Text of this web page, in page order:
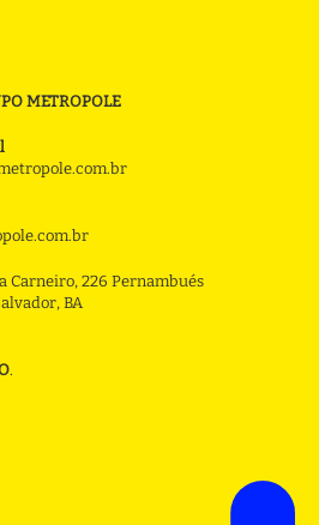
METROPOLE
Carneiro, 226 Pernambués
BA
.